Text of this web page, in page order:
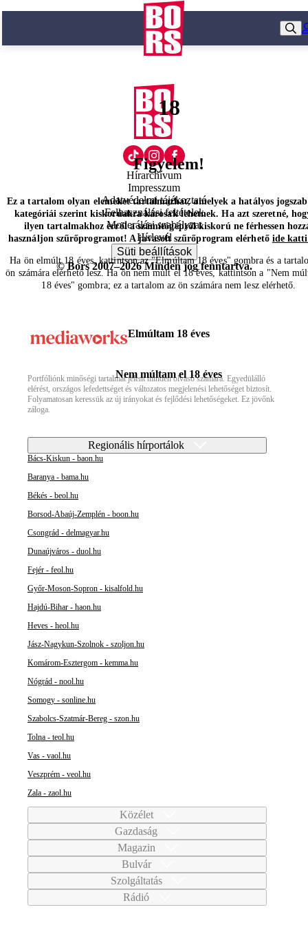
18
Figyelem!
Ez a tartalom olyan elemeket tartalmazhat, amelyek a hatályos
kategóriái szerint kiskorúakra károsak lehetnek. Ha azt szeretné,
ilyen tartalmakhoz erről a számítógépről kiskorú ne férhessen
használjon szűrőprogramot! A javasolt szűrőprogram elérhető ide
Ha ön elmúlt 18 éves, kattintson az "Elmúltam 18 éves" gombra és a
ön számára elérhető lesz. Ha ön nem múlt el 18 éves, kattintson a "Nem
18 éves" gombra; ez a tartalom az ön számára nem lesz elérhető.
Elmúltam 18 éves
Nem múltam el 18 éves
Hírarchívum
Impresszum
Adatvédelmi tájékoztató
Felhasználási feltételek
Moderálási szabályzat
Hírlevél
Süti beállítások
© Bors 2007–2026 Minden jog fenntartva.
Portfóliónk minőségi tartalmat jelent minden olvasó számára. Egyedülálló
elérést, országos lefedettséget és változatos megjelenési lehetőséget biztosít.
Folyamatosan keressük az új irányokat és fejlődési lehetőségeket. Ez jövőnk
záloga.
Regionális hírportálok
Bács-Kiskun - baon.hu
Baranya - bama.hu
Békés - beol.hu
Borsod-Abaúj-Zemplén - boon.hu
Csongrád - delmagyar.hu
Dunaújváros - duol.hu
Fejér - feol.hu
Győr-Moson-Sopron - kisalfold.hu
Hajdú-Bihar - haon.hu
Heves - heol.hu
Jász-Nagykun-Szolnok - szoljon.hu
Komárom-Esztergom - kemma.hu
Nógrád - nool.hu
Somogy - sonline.hu
Szabolcs-Szatmár-Bereg - szon.hu
Tolna - teol.hu
Vas - vaol.hu
Veszprém - veol.hu
Zala - zaol.hu
Közélet
Gazdaság
Magazin
Bulvár
Szolgáltatás
Rádió